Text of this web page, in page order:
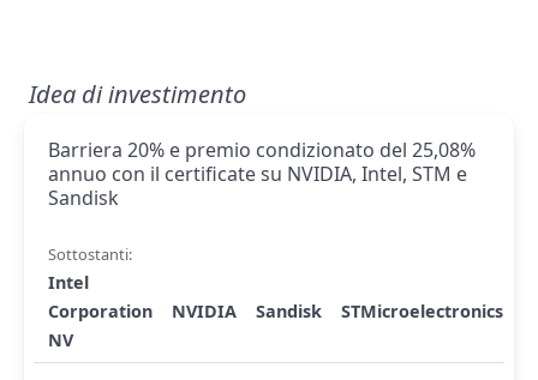
Idea di investimento
Barriera 20% e premio condizionato del 25,08%
annuo con il certificate su NVIDIA, Intel, STM e
Sandisk
Sottostanti:
Intel
Corporation
NVIDIA Sandisk
STMicroelectronics
NV